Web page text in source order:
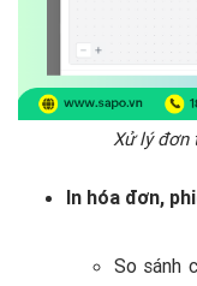
Xử lý đơn
In hóa đơn,
So sánh